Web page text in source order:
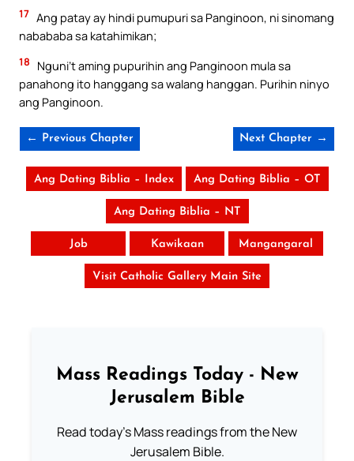
17 Ang patay ay hindi pumupuri sa Panginoon, ni sinomang
nabababa sa katahimikan;
18
Nguni’t aming pupurihin ang Panginoon mula sa
panahong ito hanggang sa walang hanggan. Purihin ninyo
ang Panginoon.
← Previous Chapter Next Chapter →
Ang Dating Biblia – Index Ang Dating Biblia – OT
Ang Dating Biblia – NT
Job Kawikaan Mangangaral
Visit Catholic Gallery Main Site
Mass Readings Today - New
Jerusalem Bible
Read today's Mass readings from the New
Jerusalem Bible.